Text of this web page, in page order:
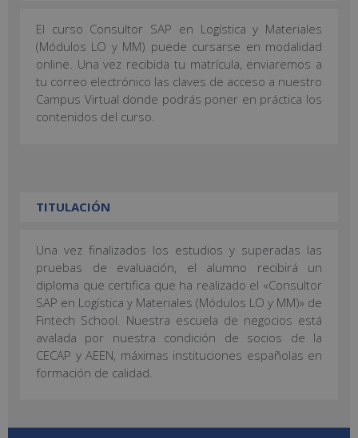
El curso Consultor SAP en Logística y Materiales
(Módulos LO y MM) puede cursarse en modalidad
online. Una vez recibida tu matrícula, enviaremos a
tu correo electrónico las claves de acceso a nuestro
Campus Virtual donde podrás poner en práctica los
contenidos del curso.
TITULACIÓN
Una vez finalizados los estudios y superadas las
pruebas de evaluación, el alumno recibirá un
diploma que certifica que ha realizado el «Consultor
SAP en Logística y Materiales (Módulos LO y MM)» de
Fintech School. Nuestra escuela de negocios está
avalada por nuestra condición de socios de la
CECAP y AEEN, máximas instituciones españolas en
formación de calidad.